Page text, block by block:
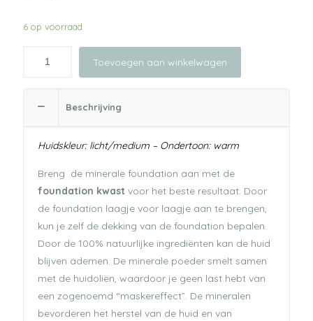
6 op voorraad
Toevoegen aan winkelwagen
Beschrijving
Huidskleur: licht/medium – Ondertoon: warm
Breng de minerale foundation aan met de
foundation kwast voor het beste resultaat. Door
de foundation laagje voor laagje aan te brengen,
kun je zelf de dekking van de foundation bepalen.
Door de 100% natuurlijke ingrediënten kan de huid
blijven ademen. De minerale poeder smelt samen
met de huidoliën, waardoor je geen last hebt van
een zogenoemd “maskereffect”. De mineralen
bevorderen het herstel van de huid en van